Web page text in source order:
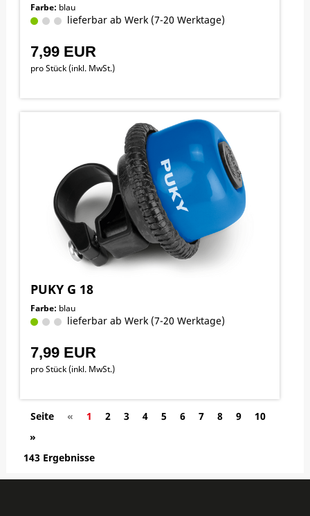
Farbe: blau
lieferbar ab Werk (7-20 Werktage)
7,99 EUR
pro Stück (inkl. MwSt.)
PUKY G 18
Farbe: blau
lieferbar ab Werk (7-20 Werktage)
7,99 EUR
pro Stück (inkl. MwSt.)
Seite « 1 2 3 4 5 6 7 8 9
10
»
143 Ergebnisse